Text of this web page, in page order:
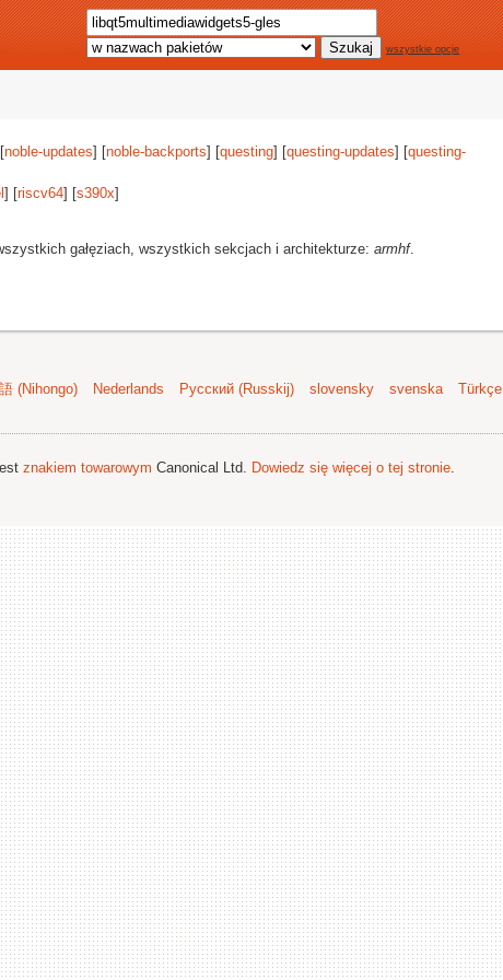
wszystkie opcje
noble-updates] [noble-backports] [questing] [questing-updates] [questing-
] [riscv64] [s390x]
gałęziach, wszystkich sekcjach i architekturze: armhf.
(Nihongo) Nederlands Русский (Russkij) slovensky svenska
Türkçe
znakiem towarowym Canonical Ltd. Dowiedz się więcej o tej stronie.